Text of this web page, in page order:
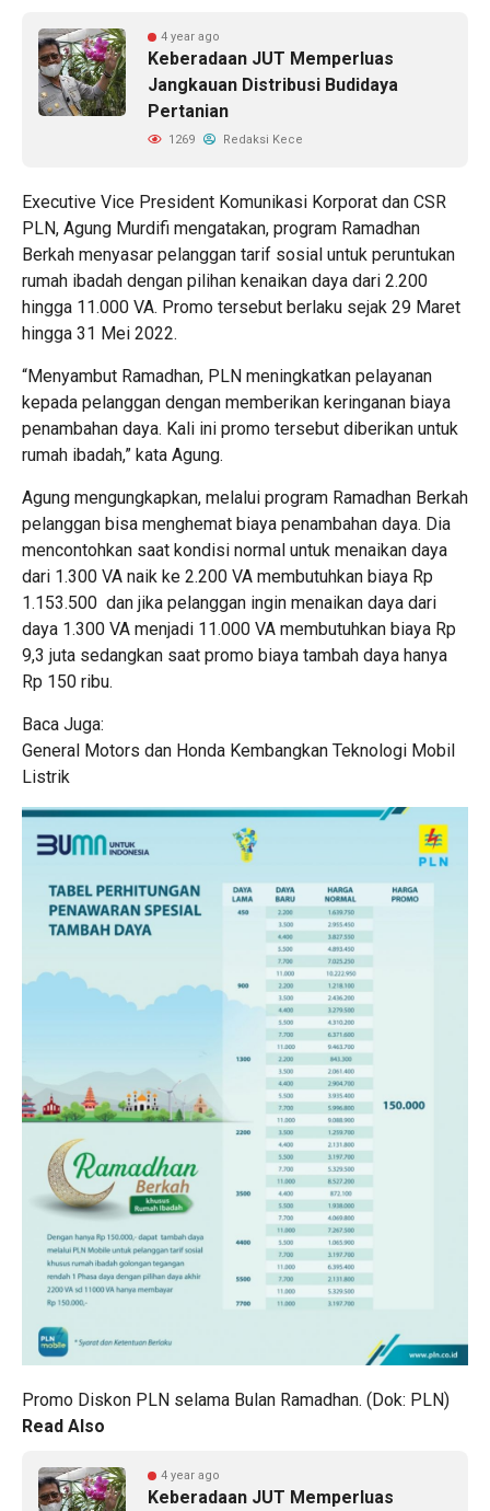
4 year ago
Keberadaan JUT Memperluas
Jangkauan Distribusi Budidaya
Pertanian
1269 Redaksi Kece
Executive Vice President Komunikasi Korporat dan CSR
PLN, Agung Murdifi mengatakan, program Ramadhan
Berkah menyasar pelanggan tarif sosial untuk peruntukan
rumah ibadah dengan pilihan kenaikan daya dari 2.200
hingga 11.000 VA. Promo tersebut berlaku sejak 29 Maret
hingga 31 Mei 2022.
“Menyambut Ramadhan, PLN meningkatkan pelayanan
kepada pelanggan dengan memberikan keringanan biaya
penambahan daya. Kali ini promo tersebut diberikan untuk
rumah ibadah,” kata Agung.
Agung mengungkapkan, melalui program Ramadhan Berkah
pelanggan bisa menghemat biaya penambahan daya. Dia
mencontohkan saat kondisi normal untuk menaikan daya
dari 1.300 VA naik ke 2.200 VA membutuhkan biaya Rp
1.153.500 dan jika pelanggan ingin menaikan daya dari
daya 1.300 VA menjadi 11.000 VA membutuhkan biaya Rp
9,3 juta sedangkan saat promo biaya tambah daya hanya
Rp 150 ribu.
Baca Juga:
General Motors dan Honda Kembangkan Teknologi Mobil
Listrik
Promo Diskon PLN selama Bulan Ramadhan. (Dok: PLN)
Read Also
4 year ago
Keberadaan JUT Memperluas